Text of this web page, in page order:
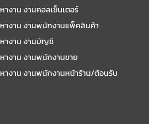
หางาน งานคอลเซ็นเตอร์
หางาน งานพนักงานแพ็คสินค้า
หางาน งานบัญชี
หางาน งานพนักงานขาย
หางาน งานพนักงานหน้าร้าน/ต้อนรับ